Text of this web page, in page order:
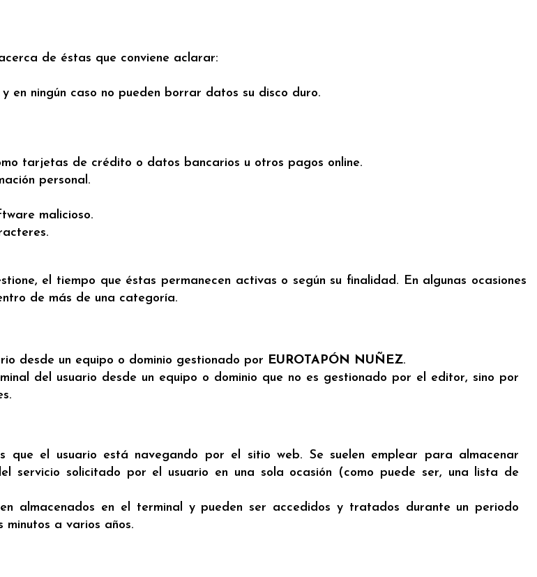
de éstas que conviene aclarar:
en ningún caso no pueden borrar datos su disco duro.
tarjetas de crédito o datos bancarios u otros pagos online.
personal.
malicioso.
el tiempo que éstas permanecen activas o según su finalidad. En algunas ocasiones
de más de una categoría.
desde un equipo o dominio gestionado por EUROTAPÓN NUÑEZ.
del usuario desde un equipo o dominio que no es gestionado por el editor, sino por
que el usuario está navegando por el sitio web. Se suelen emplear para almacenar
servicio solicitado por el usuario en una sola ocasión (como puede ser, una lista de
almacenados en el terminal y pueden ser accedidos y tratados durante un periodo
a varios años.